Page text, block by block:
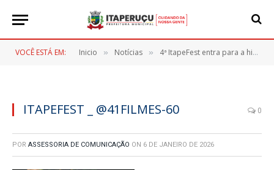
VOCÊ ESTÁ EM: Inicio » Notícias » 4ª ItapeFest entra para a história como a maior celebração dos 35 anos de Itaperuçu
ITAPEFEST _ @41FILMES-60 0
POR ASSESSORIA DE COMUNICAÇÃO ON 6 DE JANEIRO DE 2026